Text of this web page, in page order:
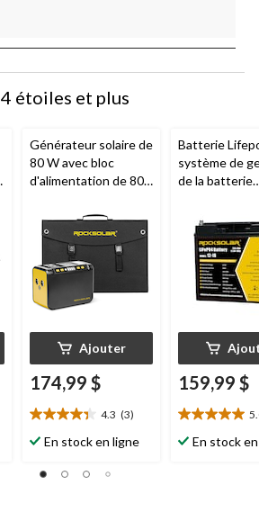
4 étoiles et plus
Générateur solaire de
80 W avec bloc
d'alimentation de 80
WROCKSOLAR
Ajouter
174,99 $
4.3 (3)
4.3
étoile(s)
5.
En stock en ligne
Batterie
système de
de la batterie
18 Ah
159,99 $
5.0
étoile(s)
En stock